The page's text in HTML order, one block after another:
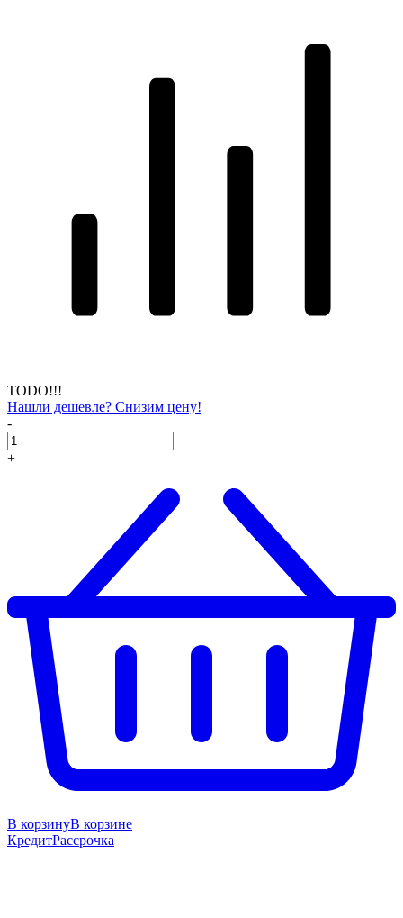
TODO!!!
Нашли дешевле? Снизим цену!
-
+
В корзинуВ корзине
КредитРассрочка